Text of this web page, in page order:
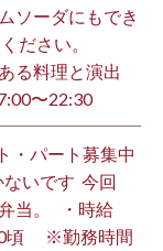
ソーダにもでき
ださい。
理と演出
〜22:30
・パート募集中
いです ⁡ 今回
当。 ⁡ ⁡ ・時給
頃 ※勤務時間